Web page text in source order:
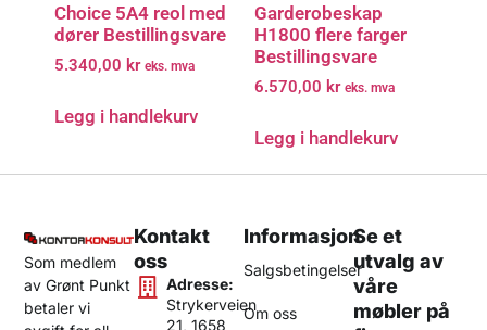
Choice 5A4 reol med
dører Bestillingsvare
5.340,00 kr eks. mva
Legg i handlekurv
Garderobeskap
H1800 flere farger
Bestillingsvare
6.570,00 kr eks. mva
Legg i handlekurv
Som medlem
av Grønt Punkt
betaler vi
Kontakt
oss
Adresse:
Strykerveien
21, 1658
Informasjon
Salgsbetingelser
Om oss
Se et
utvalg av
våre
møbler på